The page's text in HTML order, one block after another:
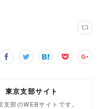
京支部サイト
部のWEBサイトです。